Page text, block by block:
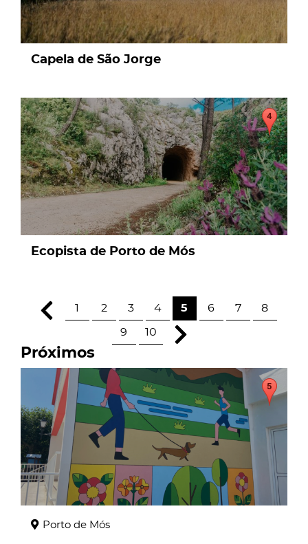
Capela de São Jorge
page
Ecopista de Porto de Mós
1 2 3 4 5 6 7 8
9 10
Próximos
page
Porto de Mós